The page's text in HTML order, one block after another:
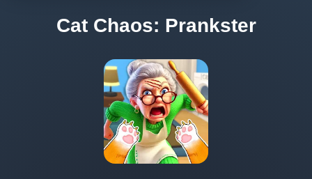
Cat Chaos: Prankster